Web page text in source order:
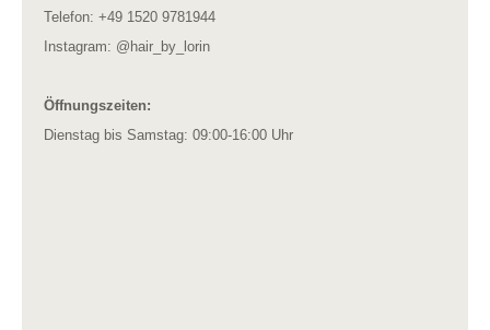
Telefon: +49 1520 9781944
Instagram: @hair_by_lorin
Öffnungszeiten:
Dienstag bis Samstag: 09:00-16:00 Uhr